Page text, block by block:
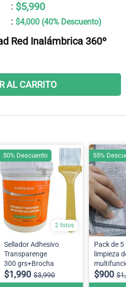
: $5,990
: $4,000 (40% Descuento)
Red Inalámbrica 360º
AL CARRITO
2 fotos
Sellador Adhesivo
Transparenge
300 grs+Brocha
$1,990 $3,990
50% Descuento
Pack de
limpieza
alambre
25x25cm
$900
55%